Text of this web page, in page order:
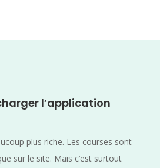
l’application
plus riche. Les courses sont
sur le site. Mais c’est surtout